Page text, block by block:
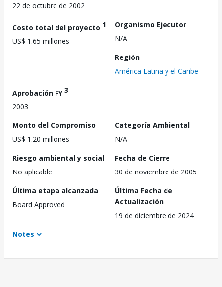
22 de octubre de 2002
Costo total del proyecto 1
US$ 1.65 millones
Organismo Ejecutor
N/A
Región
América Latina y el Caribe
Aprobación FY3
2003
Monto del Compromiso
US$ 1.20 millones
Categoría Ambiental
N/A
Riesgo ambiental y social
No aplicable
Fecha de Cierre
30 de noviembre de 2005
Última etapa alcanzada
Board Approved
Última Fecha de
Actualización
19 de diciembre de 2024
Notes